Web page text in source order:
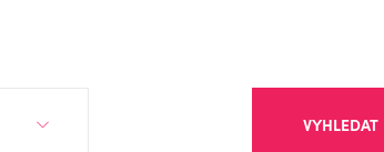
VYHLEDAT